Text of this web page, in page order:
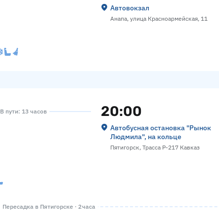
Автовокзал
Анапа, улица Красноармейская, 11
В пути: 13 часов 20:00
Автобусная остановка "Рынок
Людмила", на кольце
Пятигорск, Трасса Р-217 Кавказ
Пересадка в Пятигорске · 2 часа